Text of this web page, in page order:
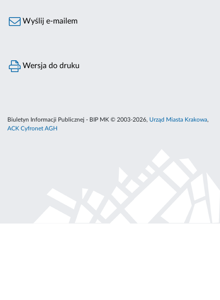
Wyślij e-mailem
Wersja do druku
Biuletyn Informacji Publicznej - BIP MK © 2003-2026, Urząd Miasta Krakowa,
ACK Cyfronet AGH